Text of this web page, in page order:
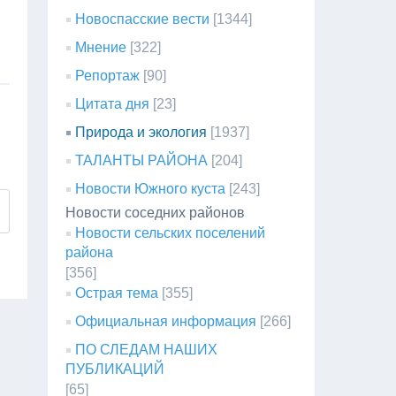
Новоспасские вести [1344]
Мнение [322]
Репортаж [90]
Цитата дня [23]
Природа и экология [1937]
ТАЛАНТЫ РАЙОНА [204]
Новости Южного куста [243]
Новости соседних районов
Новости сельских поселений
района
[356]
Острая тема [355]
Официальная информация [266]
ПО СЛЕДАМ НАШИХ
ПУБЛИКАЦИЙ
[65]